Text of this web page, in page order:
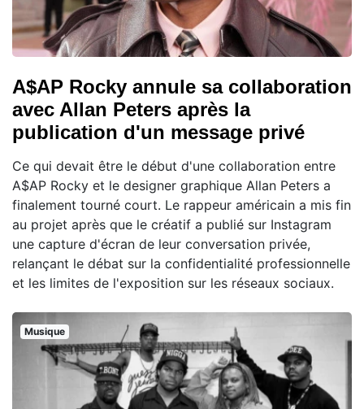
A$AP Rocky annule sa collaboration
avec Allan Peters après la
publication d'un message privé
Ce qui devait être le début d'une collaboration entre
A$AP Rocky et le designer graphique Allan Peters a
finalement tourné court. Le rappeur américain a mis fin
au projet après que le créatif a publié sur Instagram
une capture d'écran de leur conversation privée,
relançant le débat sur la confidentialité professionnelle
et les limites de l'exposition sur les réseaux sociaux.
Musique